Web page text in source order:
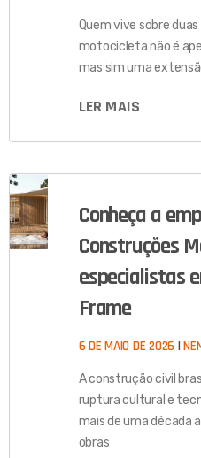
Quem vive sobre
motocicleta não é
mas sim uma
LER MAIS
Conheça a
Construções
especialistas
Frame
6 DE MAIO DE 2026
A construção civil
ruptura cultural e
mais de uma década
obras